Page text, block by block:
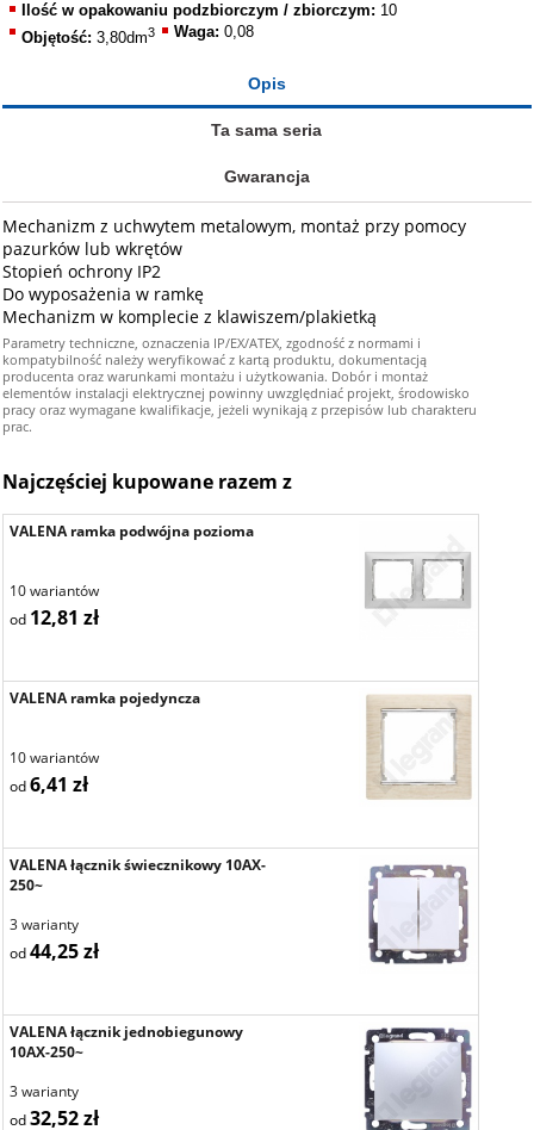
Ilość w opakowaniu podzbiorczym / zbiorczym: 10
Objętość: 3,80dm3 Waga: 0,08
Opis
Ta sama seria
Gwarancja
Mechanizm z uchwytem metalowym, montaż przy pomocy
pazurków lub wkrętów
Stopień ochrony IP2
Do wyposażenia w ramkę
Mechanizm w komplecie z klawiszem/plakietką
Parametry techniczne, oznaczenia IP/EX/ATEX, zgodność z normami i
kompatybilność należy weryfikować z kartą produktu, dokumentacją
producenta oraz warunkami montażu i użytkowania. Dobór i montaż
elementów instalacji elektrycznej powinny uwzględniać projekt, środowisko
pracy oraz wymagane kwalifikacje, jeżeli wynikają z przepisów lub charakteru
prac.
Najczęściej kupowane razem z
VALENA ramka podwójna pozioma
10 wariantów
od 12,81 zł
VALENA ramka pojedyncza
10 wariantów
od6,41 zł
VALENA łącznik świecznikowy 10AX-
250~
3 warianty
od44,25 zł
VALENA łącznik jednobiegunowy
10AX-250~
3 warianty
od32,52 zł